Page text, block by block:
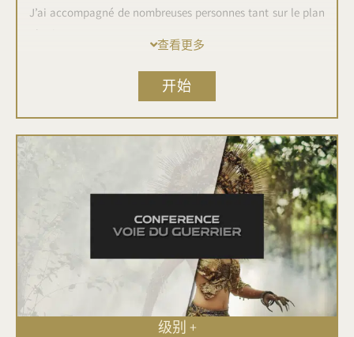
J’ai accompagné de nombreuses personnes tant sur le plan
physique que psy.
Je vais vous parler d’une chose dont beaucoup parlent mais
peu savent ! Pseudo Instructeur, Professeur, “Maître” (je n’en
ai jamais rencontré en France), réseaux sociaux et j’en
passe.
Ne confondons pas l’art humain ancestral et immuable de
défense ancré en chacun de nous et sport de contact ! Existe-
t-il vraiment un secret ?
查看更多
开始
级别 +